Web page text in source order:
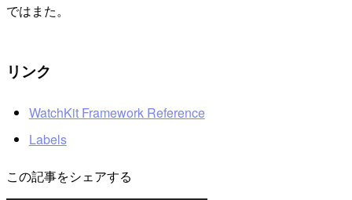
ではまた。
リンク
WatchKit Framework Reference
Labels
この記事をシェアする